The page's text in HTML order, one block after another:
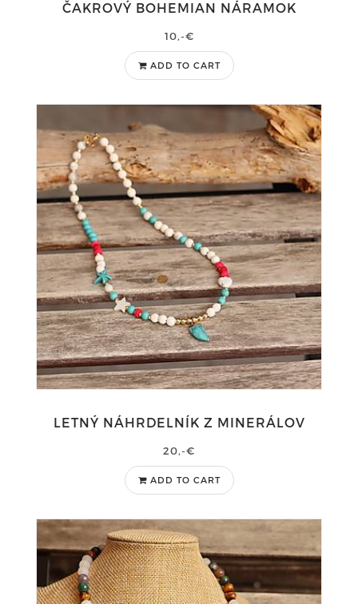
ČAKROVÝ BOHEMIAN NÁRAMOK
10,-€
ADD TO CART
LETNÝ NÁHRDELNÍK Z MINERÁLOV
20,-€
ADD TO CART